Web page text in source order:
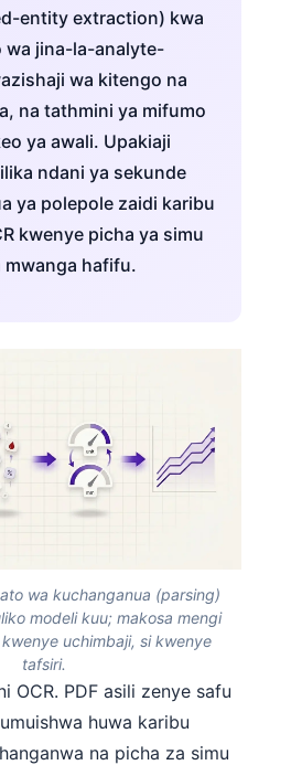
entity extraction) kwa
wa jina-la-analyte-
wa kitengo na
na tathmini ya mifumo
ya awali. Upakiaji
ndani ya sekunde
ya polepole zaidi karibu
kwenye picha ya simu
hafifu.
wa kuchanganua (parsing)
modeli kuu; makosa mengi
uchimbaji, si kwenye
tafsiri.
OCR. PDF asili zenye safu
huwa karibu
na picha za simu